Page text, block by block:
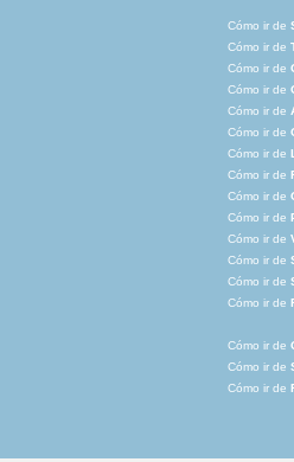
Cómo ir de
Cómo ir de
Cómo ir de
Cómo ir de
Cómo ir de
Cómo ir de
Cómo ir de
Cómo ir de
Cómo ir de
Cómo ir de
Cómo ir de
Cómo ir de
Cómo ir de
Cómo ir de
Cómo ir de
Cómo ir de
Cómo ir de